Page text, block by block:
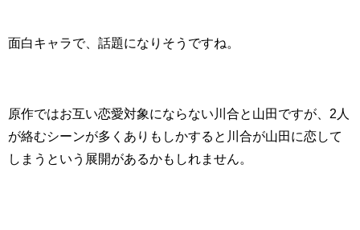
面白キャラで、話題になりそうですね。
原作ではお互い恋愛対象にならない川合と山田ですが、2人
が絡むシーンが多くありもしかすると川合が山田に恋して
しまうという展開があるかもしれません。